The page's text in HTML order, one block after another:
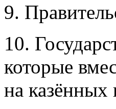
9.
10.
которые
на казённых